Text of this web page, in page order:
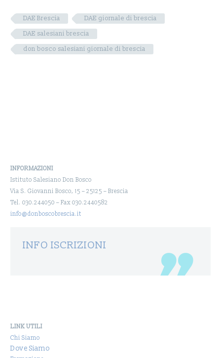
DAE Brescia
DAE giornale di brescia
DAE salesiani brescia
don bosco salesiani giornale di brescia
INFORMAZIONI
Istituto Salesiano Don Bosco
Via S. Giovanni Bosco, 15 – 25125 – Brescia
Tel. 030.244050 – Fax 030.2440582
info@donboscobrescia.it
INFO ISCRIZIONI
LINK UTILI
Chi Siamo
Dove Siamo